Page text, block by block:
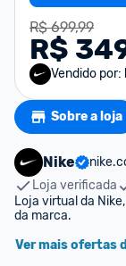
R$ 699,99
R$
Vendido por:
Sobre a loja
Nike
Loja verificada
Loja virtual da
da marca.
Ver mais ofertas